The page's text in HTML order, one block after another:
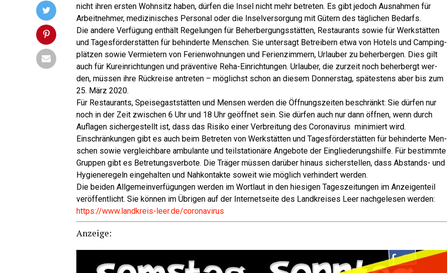
nicht ihren ers­ten Wohn­sitz haben, dür­fen die Insel nicht mehr betre­ten. Es gibt jedoch Aus­nah­men für
Arbeit­neh­mer, medi­zi­ni­sches Per­so­nal oder die Insel­ver­sor­gung mit Gütern des täg­li­chen Bedarfs.
Die ande­re Ver­fü­gung ent­hält Rege­lun­gen für Beher­ber­gungs­stät­ten, Restau­rants sowie für Werk­stät­ten
und Tages­för­der­stät­ten für behin­der­te Men­schen. Sie unter­sagt Betrei­bern etwa von Hotels und Cam­ping­
plät­zen sowie Ver­mie­tern von Feri­en­woh­nun­gen und Feri­en­zim­mern, Urlau­ber zu beher­ber­gen. Dies gilt
auch für Kur­ein­rich­tun­gen und prä­ven­ti­ve Reha-Ein­rich­tun­gen. Urlau­ber, die zur­zeit noch beher­bergt wer­
den, müs­sen ihre Rück­rei­se antre­ten – mög­lichst schon an die­sem Don­ners­tag, spä­tes­tens aber bis zum
25. März 2020.
Für Restau­rants, Spei­se­gast­stät­ten und Men­sen wer­den die Öff­nungs­zei­ten beschränkt: Sie dür­fen nur
noch in der Zeit zwi­schen 6 Uhr und 18 Uhr geöff­net sein. Sie dür­fen auch nur dann öff­nen, wenn durch
Auf­la­gen sicher­ge­stellt ist, dass das Risi­ko einer Ver­brei­tung des Coro­na­vi­rus mini­miert wird.
Ein­schrän­kun­gen gibt es auch beim Betre­ten von Werk­stät­ten und Tages­för­der­stät­ten für behin­der­te Men­
schen sowie ver­gleich­ba­re ambu­lan­te und teil­sta­tio­nä­re Ange­bo­te der Ein­glie­de­rungs­hil­fe. Für bestimm­te
Grup­pen gibt es Betre­tungs­ver­bo­te. Die Trä­ger müs­sen dar­über hin­aus sicher­stel­len, dass Abstands- und
Hygie­ne­re­geln ein­ge­hal­ten und Nah­kon­tak­te soweit wie mög­lich ver­hin­dert werden.
Die bei­den All­ge­mein­ver­fü­gun­gen wer­den im Wort­laut in den hie­si­gen Tages­zei­tun­gen im Anzei­gen­teil
ver­öf­fent­licht. Sie kön­nen im Übri­gen auf der Inter­net­sei­te des Land­krei­ses Leer nach­ge­le­sen werden:
https://www.landkreis-leer.de/coronavirus
Anzei­ge: